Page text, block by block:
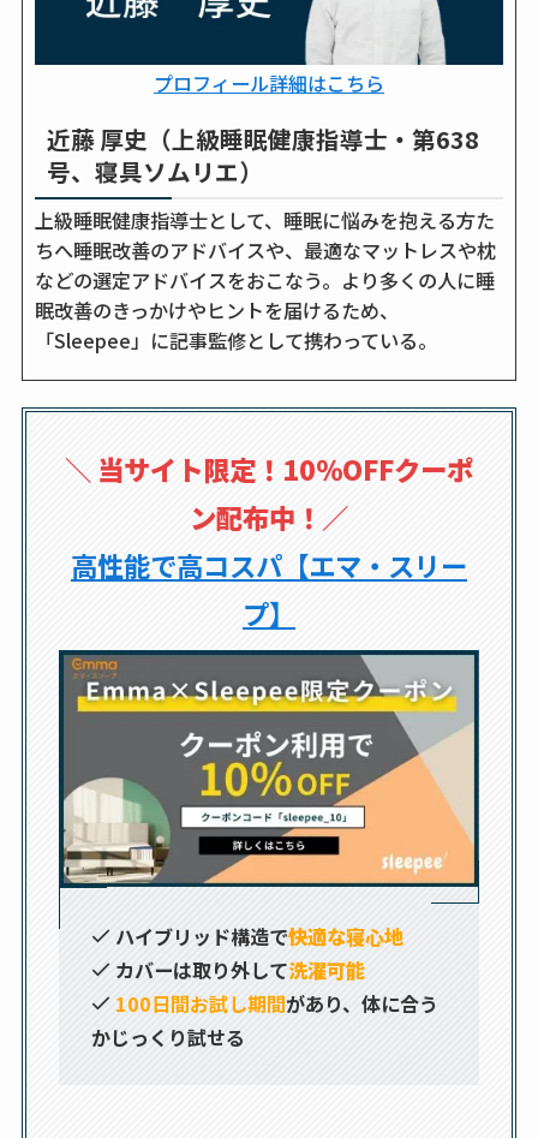
プロフィール詳細はこちら
近藤 厚史（上級睡眠健康指導士・第638
号、寝具ソムリエ）
上級睡眠健康指導士として、睡眠に悩みを抱える方た
ちへ睡眠改善のアドバイスや、最適なマットレスや枕
などの選定アドバイスをおこなう。より多くの人に睡
眠改善のきっかけやヒントを届けるため、
「Sleepee」に記事監修として携わっている。
＼ 当サイト限定！10％OFFクーポ
ン配布中！ ／
高性能で高コスパ【エマ・スリー
プ】
ハイブリッド構造で快適な寝心地
カバーは取り外して洗濯可能
100日間お試し期間があり、体に合う
かじっくり試せる